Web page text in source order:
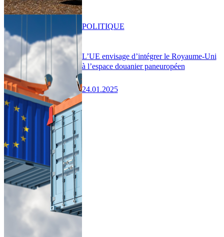
L’UE envisage d’intégrer le Royaume-Uni
à l’espace douanier paneuropéen
24.01.2025
POLITIQUE